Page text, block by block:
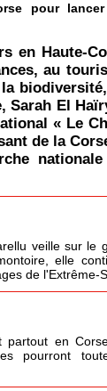
pour
en Haute-
au
Sarah El
« Le
de la
veille sur le
elle
de l'Extrême-
partout en
pourront